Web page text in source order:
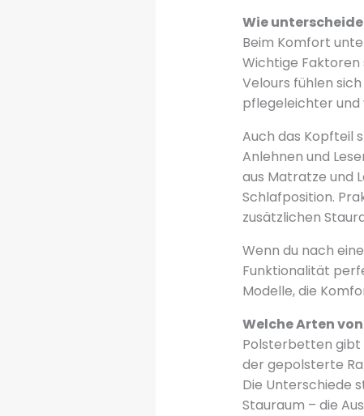
Wie
Beim Komfort
Wichtige Faktoren
Velours fühlen
pflegeleichter und
Auch das Kopfteil
Anlehnen und
aus Matratze und
Schlafposition.
zusätzlichen
Wenn du nach
Funktionalität
Modelle, die
Welche Arten
Polsterbetten gibt
der gepolsterte
Die Unterschiede
Stauraum – die